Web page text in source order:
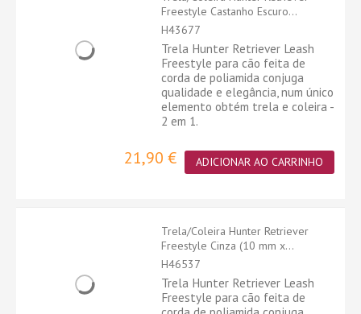
Freestyle Castanho Escuro...
H43677
Trela Hunter Retriever Leash
Freestyle para cão feita de
corda de poliamida conjuga
qualidade e elegância, num único
elemento obtém trela e coleira -
2 em 1.
21,90 € ADICIONAR AO CARRINHO
Trela/Coleira Hunter Retriever
Freestyle Cinza (10 mm x...
H46537
Trela Hunter Retriever Leash
Freestyle para cão feita de